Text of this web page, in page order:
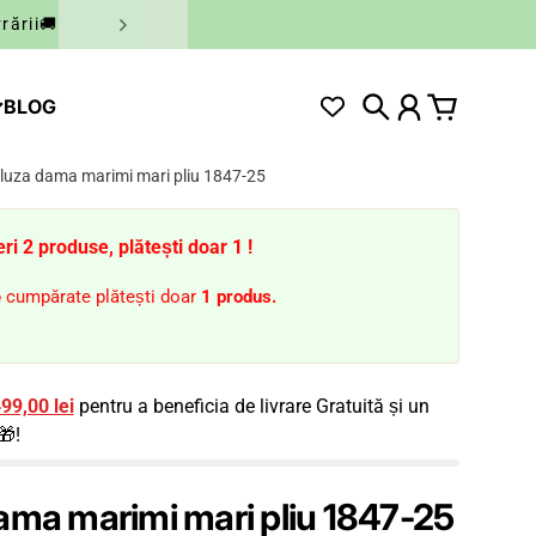
BLOG Căutare
Cont Coș
dama marimi mari pliu 1847-25
2 produse, plătești doar 1 !
cumpărate plătești doar 1 produs.
leipentru a beneficia de livrare Gratuită și un
marimi mari pliu 1847-25